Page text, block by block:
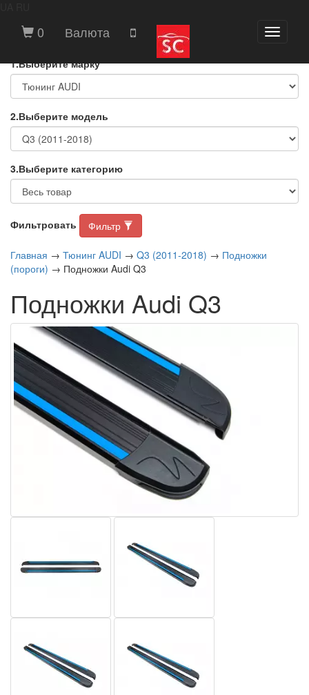
Toggle
0 Валюта
ВЫБЕРИТЕ МАРКУ И МОДЕЛЬ
АВТОМОБИЛЯ
1.Выберите марку
2.Выберите модель
3.Выберите категорию
Фильтровать Фильтр
Главная → Тюнинг AUDI → Q3 (2011-2018) → Подножки
(пороги) → Подножки Audi Q3
Подножки Audi Q3